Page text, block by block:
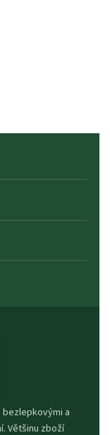
a
Většinu zboží